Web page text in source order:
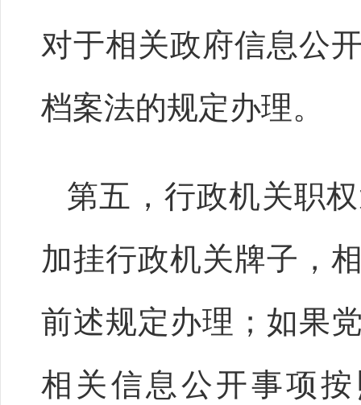
对于相关政府信息公
档案法的规定办理。
第五，行政机关职
加挂行政机关牌子，
前述规定办理；如果
相关信息公开事项